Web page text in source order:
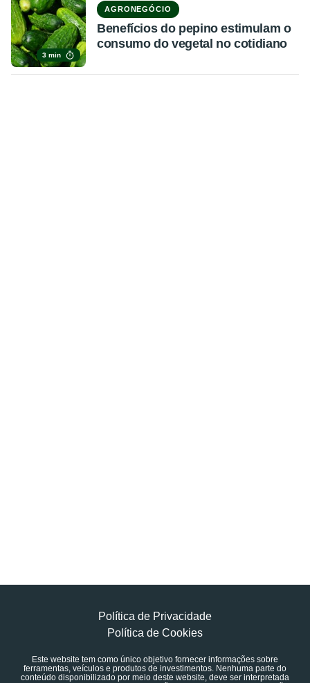
3 min
AGRONEGÓCIO
Benefícios do pepino estimulam o
consumo do vegetal no cotidiano
Política de Privacidade
Política de Cookies
Este website tem como único objetivo fornecer informações sobre
ferramentas, veículos e produtos de investimentos. Nenhuma parte do
conteúdo disponibilizado por meio deste website, deve ser interpretada